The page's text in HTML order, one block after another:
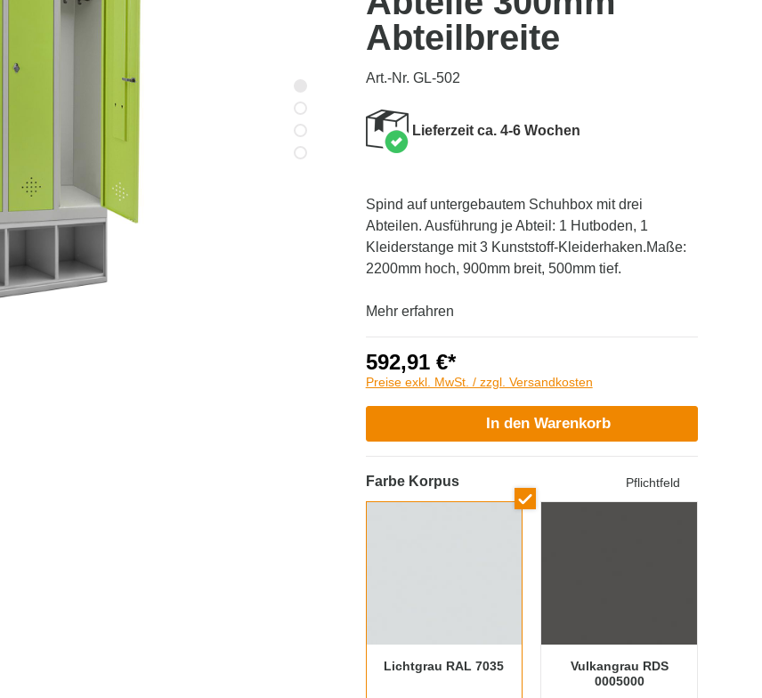
Abteilbreite
Art.-Nr. GL-502
Lieferzeit ca. 4-6 Wochen
Spind auf untergebautem Schuhbox mit drei
Abteilen. Ausführung je Abteil: 1 Hutboden, 1
Kleiderstange mit 3 Kunststoff-Kleiderhaken.Maße:
2200mm hoch, 900mm breit, 500mm tief.
Mehr erfahren
592,91 €*
Preise exkl. MwSt. / zzgl. Versandkosten
In den Warenkorb
Farbe Korpus Pflichtfeld
Lichtgrau RAL 7035
Vulkangrau RDS
0005000